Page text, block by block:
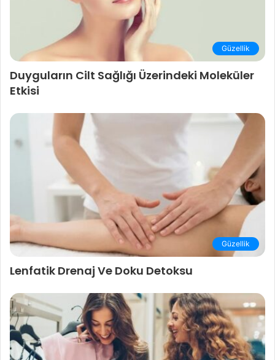
Güzellik
Duyguların Cilt Sağlığı Üzerindeki Moleküler
Etkisi
Güzellik
Lenfatik Drenaj Ve Doku Detoksu